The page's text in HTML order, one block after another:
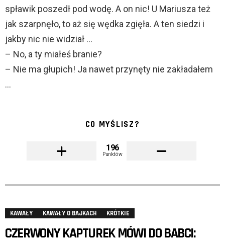
spławik poszedł pod wodę. A on nic! U Mariusza też
jak szarpnęło, to aż się wędka zgięła. A ten siedzi i
jakby nic nie widział …
– No, a ty miałeś branie?
– Nie ma głupich! Ja nawet przynęty nie zakładałem
…
CO MYŚLISZ?
196
Punktów
KAWAŁY KAWAŁY O BAJKACH KRÓTKIE
CZERWONY KAPTUREK MÓWI DO BABCI: